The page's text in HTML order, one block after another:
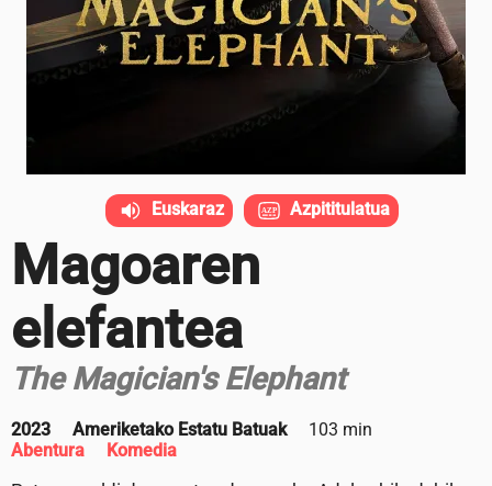
Magoaren
elefantea
The Magician's Elephant
2023 Ameriketako Estatu Batuak
103 min
Abentura
Komedia
Euskaraz Azpititulatua